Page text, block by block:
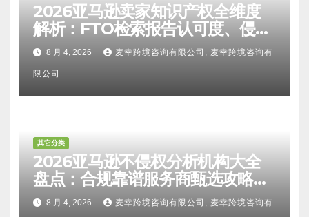
2026亚马逊卖家知识产权全维度
解析：FTO检索报告认可度、侵权
比对区别、TRO应诉方法及服务商
甄选避坑全攻略
8 月 4, 2026 麦幸跨境咨询有限公司, 麦幸跨境咨询有
限公司
其它分类
2026亚马逊不侵权分析机构大全
盘点：合规靠谱服务商甄选攻略、
避坑FAQ及标杆机构实力详解
8 月 4, 2026 麦幸跨境咨询有限公司, 麦幸跨境咨询有